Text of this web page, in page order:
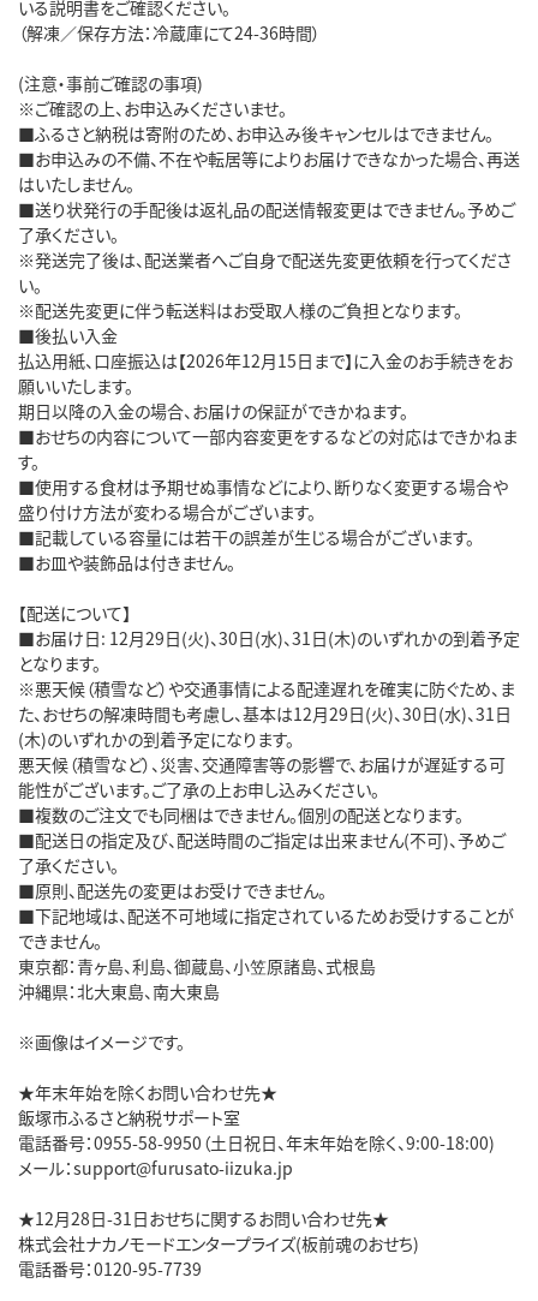
いる説明書をご確認ください。
（解凍／保存方法：冷蔵庫にて24-36時間）
(注意・事前ご確認の事項)
※ご確認の上、お申込みくださいませ。
■ふるさと納税は寄附のため、お申込み後キャンセルはできません。
■お申込みの不備、不在や転居等によりお届けできなかった場合、再送
はいたしません。
■送り状発行の手配後は返礼品の配送情報変更はできません。予めご
了承ください。
※発送完了後は、配送業者へご自身で配送先変更依頼を行ってくださ
い。
※配送先変更に伴う転送料はお受取人様のご負担となります。
■後払い入金
払込用紙、口座振込は【2026年12月15日まで】に入金のお手続きをお
願いいたします。
期日以降の入金の場合、お届けの保証ができかねます。
■おせちの内容について一部内容変更をするなどの対応はできかねま
す。
■使用する食材は予期せぬ事情などにより、断りなく変更する場合や
盛り付け方法が変わる場合がございます。
■記載している容量には若干の誤差が生じる場合がございます。
■お皿や装飾品は付きません。
【配送について】
■お届け日: 12月29日(火)、30日(水)、31日(木)のいずれかの到着予定
となります。
※悪天候（積雪など）や交通事情による配達遅れを確実に防ぐため、ま
た、おせちの解凍時間も考慮し、基本は12月29日(火)、30日(水)、31日
(木)のいずれかの到着予定になります。
悪天候（積雪など）、災害、交通障害等の影響で、お届けが遅延する可
能性がございます。ご了承の上お申し込みください。
■複数のご注文でも同梱はできません。個別の配送となります。
■配送日の指定及び、配送時間のご指定は出来ません(不可)、予めご
了承ください。
■原則、配送先の変更はお受けできません。
■下記地域は、配送不可地域に指定されているためお受けすることが
できません。
東京都：青ヶ島、利島、御蔵島、小笠原諸島、式根島
沖縄県：北大東島、南大東島
※画像はイメージです。
★年末年始を除くお問い合わせ先★
飯塚市ふるさと納税サポート室
電話番号：0955-58-9950（土日祝日、年末年始を除く、9:00-18:00)
メール：support@furusato-iizuka.jp
★12月28日-31日おせちに関するお問い合わせ先★
株式会社ナカノモードエンタープライズ(板前魂のおせち)
電話番号：0120-95-7739